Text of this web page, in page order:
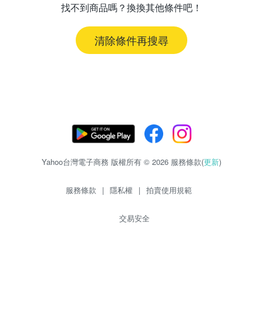
找不到商品嗎？換換其他條件吧！
清除條件再搜尋
Yahoo台灣電子商務 版權所有 © 2026 服務條款(更新)
服務條款 | 隱私權 | 拍賣使用規範
交易安全